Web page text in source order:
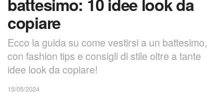
copiare
Ecco la guida su come vestirsi a un battesimo,
con fashion tips e consigli di stile oltre a tante
idee look da copiare!
15/05/2024